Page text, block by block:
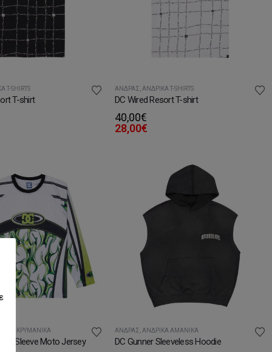
T-SHIRTS
T-shirt
ΆΝΔΡΑΣ ΑΝΔΡΙΚΆ T-SHIRTS
DC Wired Resort T-shirt
40,00€
28,00€
ΜΑΚΡΥΜΆΝΙΚΑ
Sleeve Moto Jersey
ΆΝΔΡΑΣ,ΑΝΔΡΙΚΆ ΑΜΆΝΙΚΑ
DC Gunner Sleeveless Hoodie